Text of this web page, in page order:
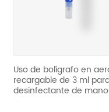
de bolígrafo en aerosol
de 3 ml para
de manos